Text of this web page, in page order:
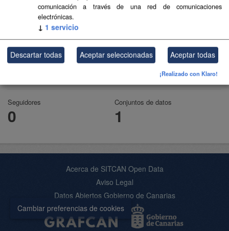
Cambiar preferencias de cookies
Educación
Formación
Seguidores
0
Conjuntos de datos
1
Acerca de SITCAN Open Data
Aviso Legal
Datos Abiertos Gobierno de Canarias
comunicación a través de una red de comunicaciones
electrónicas.
↓ 1 servicio
Descartar todas Aceptar seleccionadas Aceptar todas
¡Realizado con Klaro!